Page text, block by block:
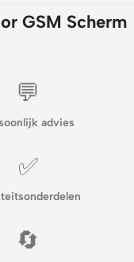
GSM Scherm
💬
advies
✅
🔄